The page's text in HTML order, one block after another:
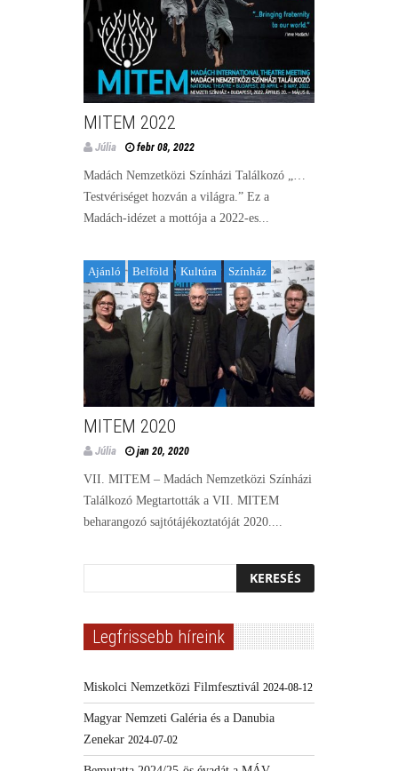
MITEM 2022
Júlia febr 08, 2022
Madách Nemzetközi Színházi Találkozó „…
Testvériséget hozván a világra.” Ez a
Madách-idézet a mottója a 2022-es...
Ajánló Belföld Kultúra Színház
MITEM 2020
Júlia jan 20, 2020
VII. MITEM – Madách Nemzetközi Színházi
Találkozó Megtartották a VII. MITEM
beharangozó sajtótájékoztatóját 2020....
Legfrissebb híreink
Miskolci Nemzetközi Filmfesztivál 2024-08-12
Magyar Nemzeti Galéria és a Danubia
Zenekar 2024-07-02